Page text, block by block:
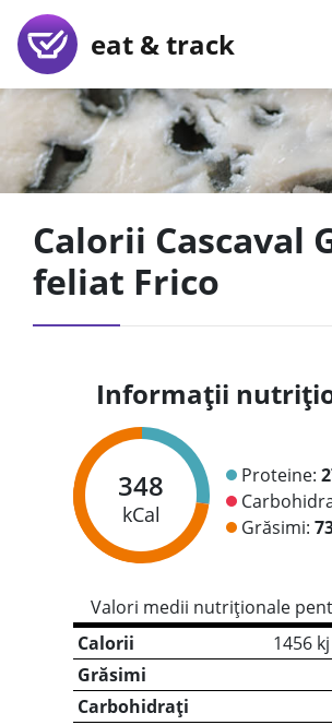
eat & track
Calorii Cascaval
feliat Frico
Informații
348
kCal
Proteine:
Grăsimi:
Valori medii nutriționale
Calorii
1456
Grăsimi
Carbohidrați